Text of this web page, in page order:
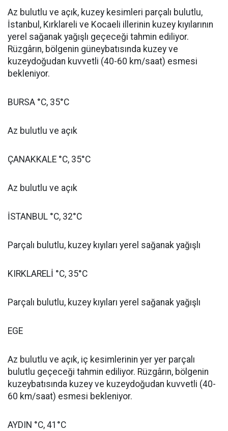
Az bulutlu ve açık, kuzey kesimleri parçalı bulutlu,
İstanbul, Kırklareli ve Kocaeli illerinin kuzey kıyılarının
yerel sağanak yağışlı geçeceği tahmin ediliyor.
Rüzgârın, bölgenin güneybatısında kuzey ve
kuzeydoğudan kuvvetli (40-60 km/saat) esmesi
bekleniyor.
BURSA °C, 35°C
Az bulutlu ve açık
ÇANAKKALE °C, 35°C
Az bulutlu ve açık
İSTANBUL °C, 32°C
Parçalı bulutlu, kuzey kıyıları yerel sağanak yağışlı
KIRKLARELİ °C, 35°C
Parçalı bulutlu, kuzey kıyıları yerel sağanak yağışlı
EGE
Az bulutlu ve açık, iç kesimlerinin yer yer parçalı
bulutlu geçeceği tahmin ediliyor. Rüzgârın, bölgenin
kuzeybatısında kuzey ve kuzeydoğudan kuvvetli (40-
60 km/saat) esmesi bekleniyor.
AYDIN °C, 41°C